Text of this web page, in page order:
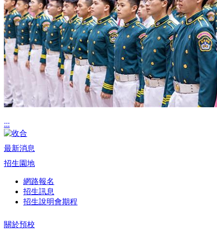
:::
最新消息
招生園地
網路報名
招生訊息
招生說明會期程
關於預校